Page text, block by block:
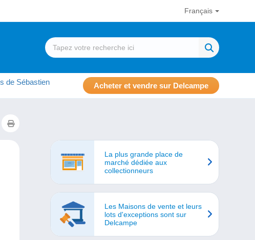
Français
de Sébastien
Acheter et vendre sur Delcampe
La plus grande place de
marché dédiée aux
collectionneurs
Les Maisons de vente et leurs
lots d'exceptions sont sur
Delcampe